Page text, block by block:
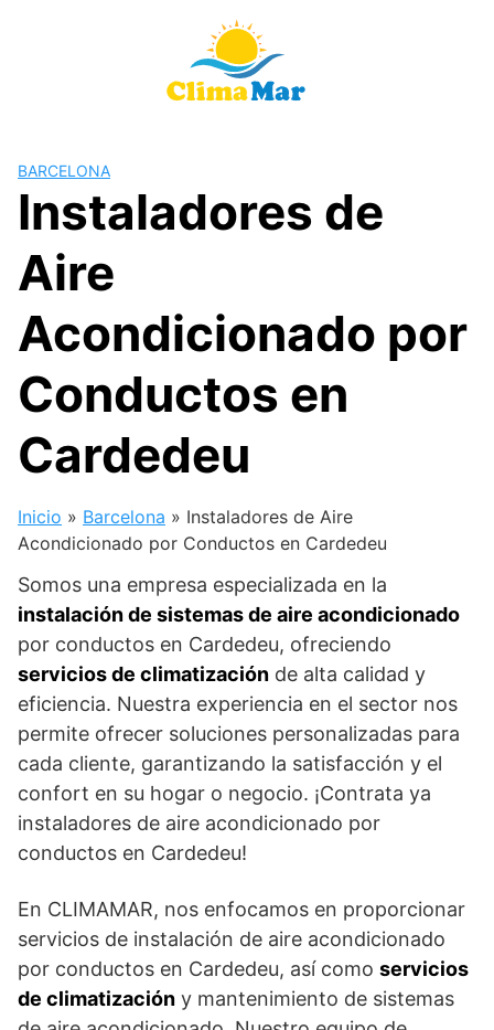
BARCELONA
Instaladores de
Aire
Acondicionado por
Conductos en
Cardedeu
Inicio » Barcelona » Instaladores de Aire
Acondicionado por Conductos en Cardedeu
Somos una empresa especializada en la
instalación de sistemas de aire acondicionado
por conductos en Cardedeu, ofreciendo
servicios de climatización de alta calidad y
eficiencia. Nuestra experiencia en el sector nos
permite ofrecer soluciones personalizadas para
cada cliente, garantizando la satisfacción y el
confort en su hogar o negocio. ¡Contrata ya
instaladores de aire acondicionado por
conductos en Cardedeu!
En CLIMAMAR, nos enfocamos en proporcionar
servicios de instalación de aire acondicionado
por conductos en Cardedeu, así como servicios
de climatización y mantenimiento de sistemas